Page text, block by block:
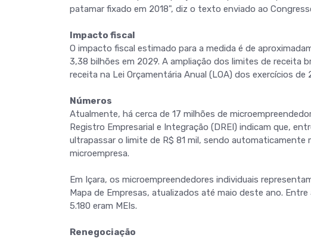
patamar fixado em 2018", diz o texto enviado ao
Impacto fiscal
O impacto fiscal estimado para a medida é de
3,38 bilhões em 2029. A ampliação dos limites de receita
receita na Lei Orçamentária Anual (LOA) dos exercícios de
Números
Atualmente, há cerca de 17 milhões de
Registro Empresarial e Integração (DREI) indicam que,
ultrapassar o limite de R$ 81 mil, sendo automaticamente
microempresa.
Em Içara, os microempreendedores individuais
Mapa de Empresas, atualizados até maio deste ano.
5.180 eram MEIs.
Renegociação